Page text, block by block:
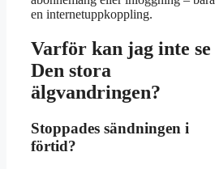
en internetuppkoppling.
Varför kan jag inte se
Den stora
älgvandringen?
Stoppades sändningen i
förtid?